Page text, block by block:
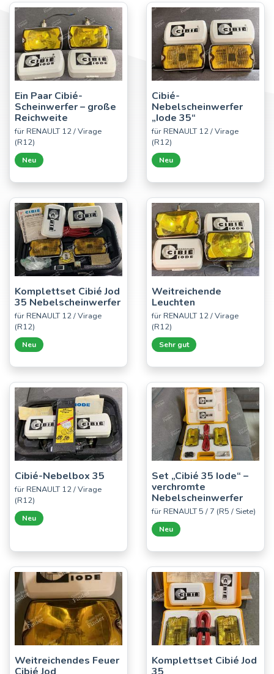
Ein Paar Cibié-
Scheinwerfer – große
Reichweite
für RENAULT 12 / Virage
(R12)
Neu
Cibié-
Nebelscheinwerfer
„Iode 35“
für RENAULT 12 / Virage
(R12)
Neu
Komplettset Cibié Jod
35 Nebelscheinwerfer
für RENAULT 12 / Virage
(R12)
Neu
Weitreichende
Leuchten
für RENAULT 12 / Virage
(R12)
Sehr gut
Cibié-Nebelbox 35
für RENAULT 12 / Virage
(R12)
Neu
Set „Cibié 35 Iode“ –
verchromte
Nebelscheinwerfer
für RENAULT 5 / 7 (R5 / Siete)
Neu
Weitreichendes Feuer
Komplettset Cibié Jod